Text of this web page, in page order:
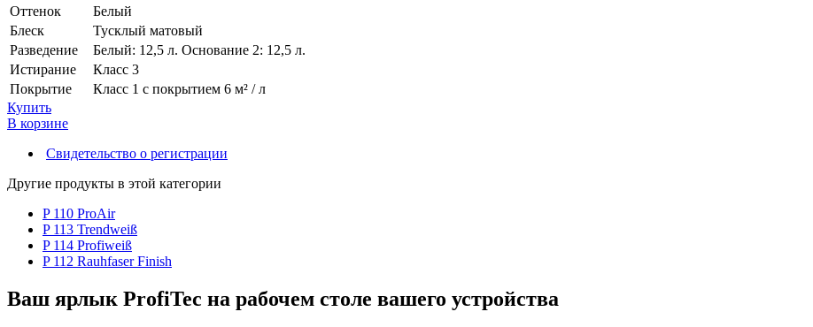
Оттенок
Белый
Блеск
Тусклый матовый
Разведение
Белый: 12,5 л. Основание 2: 12,5 л.
Истирание
Класс 3
Покрытие
Класс 1 с покрытием 6 м² / л
Купить
В корзине
Свидетельство о регистрации
Другие продукты в этой категории
P 110 ProAir
P 113 Trendweiß
P 114 Profiweiß
P 112 Rauhfaser Finish
Ваш ярлык ProfiTec на рабочем столе вашего устройства